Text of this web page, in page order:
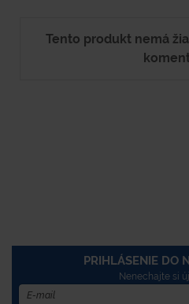
Tento produkt nemá
PRIHLÁSENIE DO
Nenechajte si